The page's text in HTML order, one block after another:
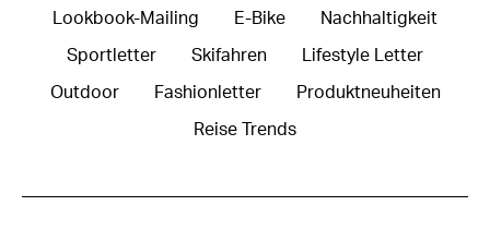
Lookbook-Mailing E-Bike Nachhaltigkeit
Sportletter Skifahren Lifestyle Letter
Outdoor Fashionletter Produktneuheiten
Reise Trends